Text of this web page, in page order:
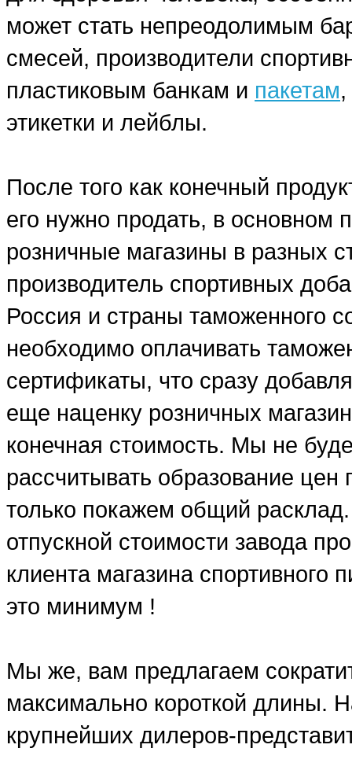
может стать непреодолимым
смесей, производители
пластиковым банкам и пакетам
этикетки и лейблы.
После того как конечный
его нужно продать, в основном
розничные магазины в разных
производитель спортивных
Россия и страны таможенного
необходимо оплачивать
сертификаты, что сразу
еще наценку розничных
конечная стоимость. Мы не
рассчитывать образование
только покажем общий
отпускной стоимости завода
клиента магазина спортивного
это минимум !
Мы же, вам предлагаем
максимально короткой длины.
крупнейших дилеров-